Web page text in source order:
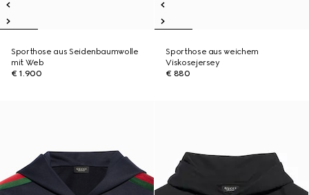
Sporthose aus Seidenbaumwolle
mit Web
€ 1.900
Sporthose aus weichem
Viskosejersey
€ 880